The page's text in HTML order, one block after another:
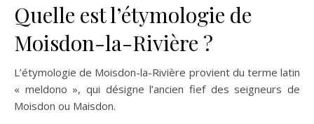
Quelle est l’étymologie de
Moisdon-la-Rivière ?
L’étymologie de Moisdon-la-Rivière provient du terme latin
« meldono », qui désigne l’ancien fief des seigneurs de
Moisdon ou Maisdon.